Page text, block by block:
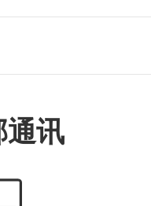
通讯